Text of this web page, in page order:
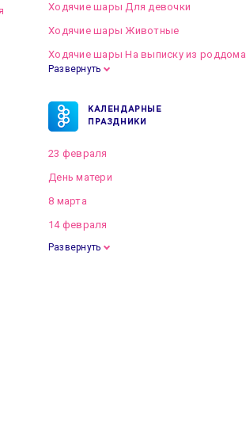
Ходячие шары Для девочки
Ходячие шары Животные
Ходячие шары На выписку из роддома
Развернуть
КАЛЕНДАРНЫЕ
ПРАЗДНИКИ
23 февраля
День матери
8 марта
14 февраля
Развернуть